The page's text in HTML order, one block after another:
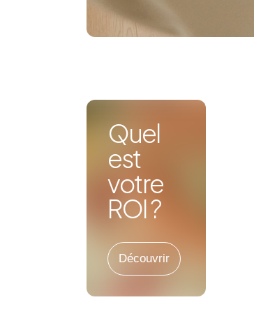
Quel
est
votre
ROI ?
Découvrir